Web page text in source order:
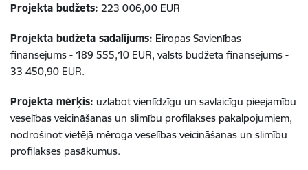
Projekta budžets: 223 006,00 EUR
Projekta budžeta sadalījums: Eiropas Savienības
finansējums - 189 555,10 EUR, valsts budžeta finansējums -
33 450,90 EUR.
Projekta mērķis: uzlabot vienlīdzīgu un savlaicīgu pieejamību
veselības veicināšanas un slimību profilakses pakalpojumiem,
nodrošinot vietējā mēroga veselības veicināšanas un slimību
profilakses pasākumus.